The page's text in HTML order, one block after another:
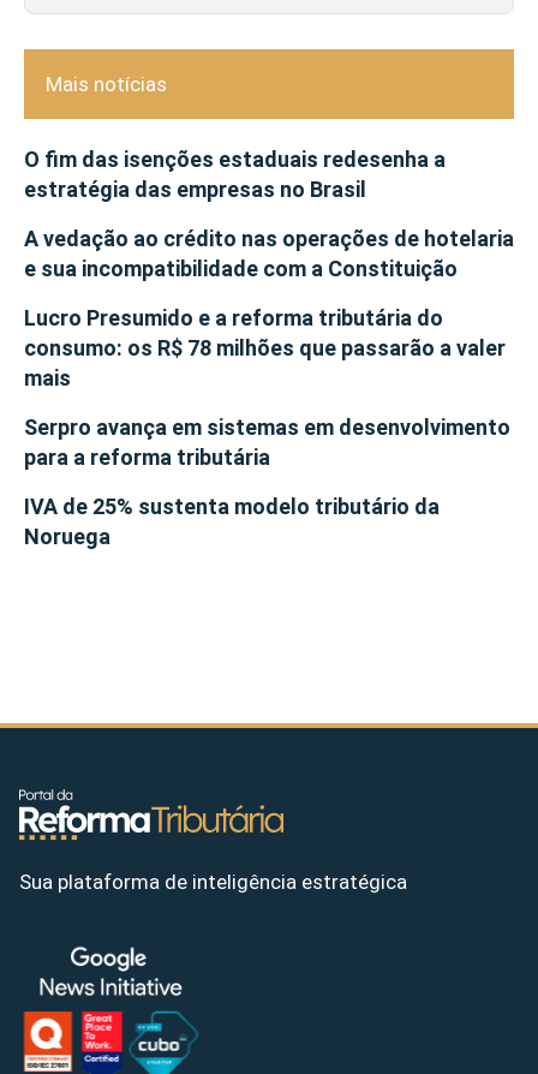
Mais notícias
O fim das isenções estaduais redesenha a
estratégia das empresas no Brasil
A vedação ao crédito nas operações de hotelaria
e sua incompatibilidade com a Constituição
Lucro Presumido e a reforma tributária do
consumo: os R$ 78 milhões que passarão a valer
mais
Serpro avança em sistemas em desenvolvimento
para a reforma tributária
IVA de 25% sustenta modelo tributário da
Noruega
Sua plataforma de inteligência estratégica